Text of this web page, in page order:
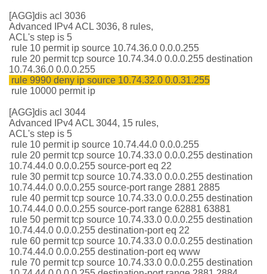
[AGG]dis acl 3036
Advanced IPv4 ACL 3036, 8 rules,
ACL's step is 5
rule 10 permit ip source 10.74.36.0 0.0.0.255
rule 20 permit tcp source 10.74.34.0 0.0.0.255 destination
10.74.36.0 0.0.0.255
rule 9990 deny ip source 10.74.32.0 0.0.31.255
rule 10000 permit ip
[AGG]dis acl 3044
Advanced IPv4 ACL 3044, 15 rules,
ACL's step is 5
rule 10 permit ip source 10.74.44.0 0.0.0.255
rule 20 permit tcp source 10.74.33.0 0.0.0.255 destination
10.74.44.0 0.0.0.255 source-port eq 22
rule 30 permit tcp source 10.74.33.0 0.0.0.255 destination
10.74.44.0 0.0.0.255 source-port range 2881 2885
rule 40 permit tcp source 10.74.33.0 0.0.0.255 destination
10.74.44.0 0.0.0.255 source-port range 62881 63881
rule 50 permit tcp source 10.74.33.0 0.0.0.255 destination
10.74.44.0 0.0.0.255 destination-port eq 22
rule 60 permit tcp source 10.74.33.0 0.0.0.255 destination
10.74.44.0 0.0.0.255 destination-port eq www
rule 70 permit tcp source 10.74.33.0 0.0.0.255 destination